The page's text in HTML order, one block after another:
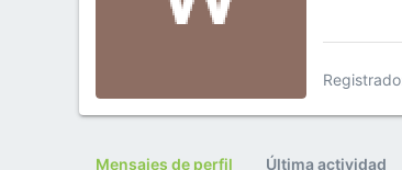
Registrado
Mensajes de perfil Última actividad